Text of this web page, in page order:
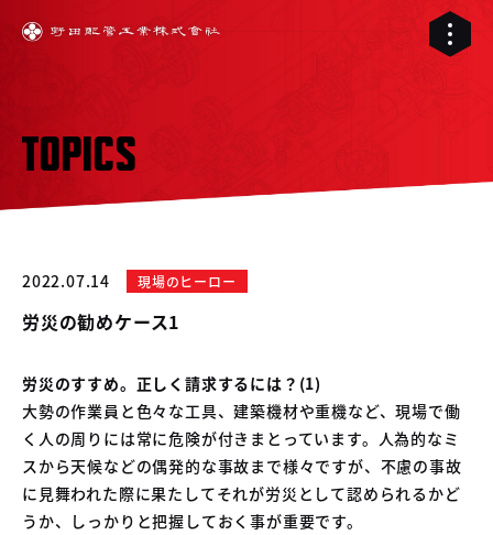
01
02 配管工事
03 RELIVE
04 中古車買取販売テンペスト
TOPICS
2022.07.14 現場のヒーロー
労災の勧めケース1
労災のすすめ。正しく請求するには？(1)
大勢の作業員と色々な工具、建築機材や重機など、現場で働
く人の周りには常に危険が付きまとっています。人為的なミ
スから天候などの偶発的な事故まで様々ですが、不慮の事故
に見舞われた際に果たしてそれが労災として認められるかど
うか、しっかりと把握しておく事が重要です。